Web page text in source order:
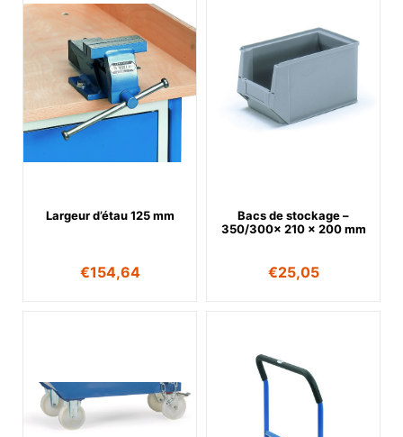
Largeur d’étau 125 mm
€154,64
Bacs de stockage –
350/300x 210 x 200 mm
€25,05